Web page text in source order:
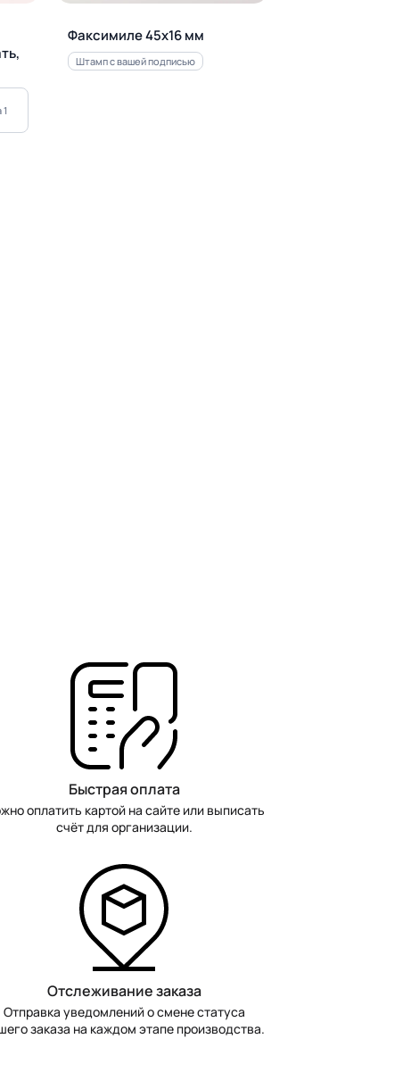
Факсимиле 45х16 мм
Штамп с вашей подписью
Быстрая оплата
оплатить картой на сайте или выписать
счёт для организации.
Отслеживание заказа
Отправка уведомлений о смене статуса
заказа на каждом этапе производства.